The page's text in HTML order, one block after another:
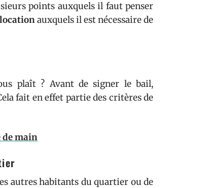
points auxquels il faut penser
auxquels il est nécessaire de
plaît ? Avant de signer le bail,
fait en effet partie des critères de
de main
autres habitants du quartier ou de